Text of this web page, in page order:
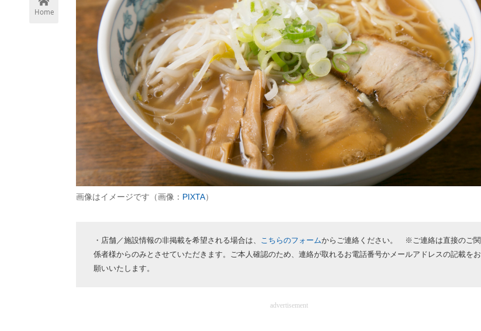
Home
画像はイメージです（画像： PIXTA）
・店舗／施設情報の非掲載を希望される場合は、 こちらのフォームからご連絡ください。 ※ご連絡は直接のご関
係者様からのみとさせていただきます。ご本人確認のため、連絡が取れるお電話番号かメールアドレスの記載をお
願いいたします。
advertisement